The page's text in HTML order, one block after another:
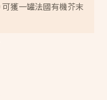
獲一罐法國有機芥末